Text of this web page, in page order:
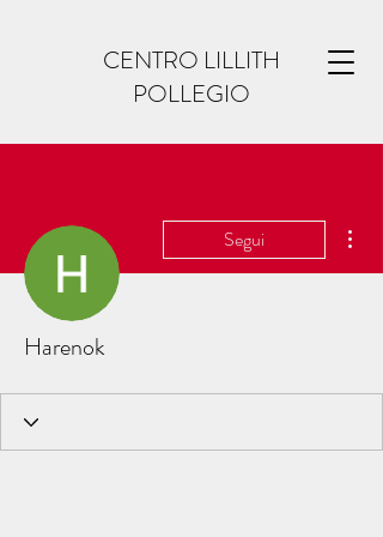
CENTRO LILLITH
POLLEGIO
Segui
Harenok